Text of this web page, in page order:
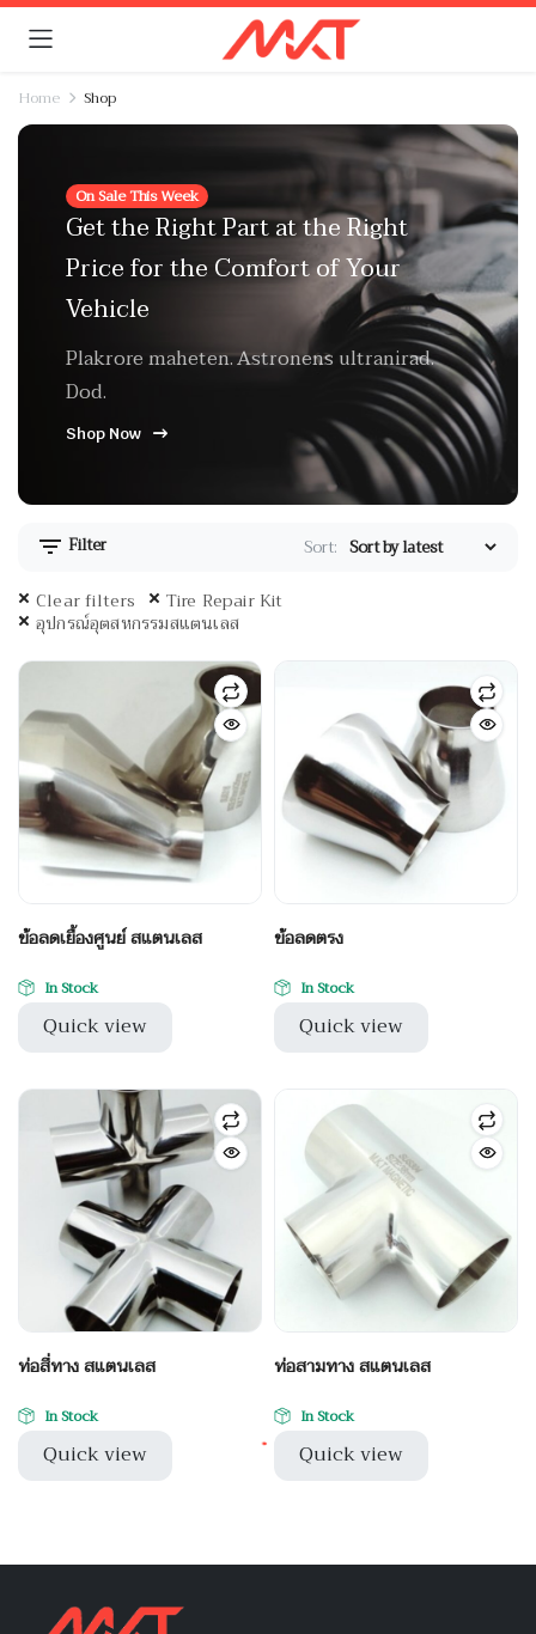
Home Shop
On Sale This Week
Get the Right Part at the Right
Price for the Comfort of Your
Vehicle
Plakrore maheten. Astronens ultranirad.
Dod.
Shop Now
Filter Sort:
Clear filters Tire Repair Kit
อุปกรณ์อุตสหกรรมสแตนเลส
ข้อลดเยื้องศูนย์ สแตนเลส
In Stock
Quick view
ข้อลดตรง
In Stock
Quick view
ท่อสี่ทาง สแตนเลส
In Stock
Quick view
ท่อสามทาง สแตนเลส
In Stock
Quick view